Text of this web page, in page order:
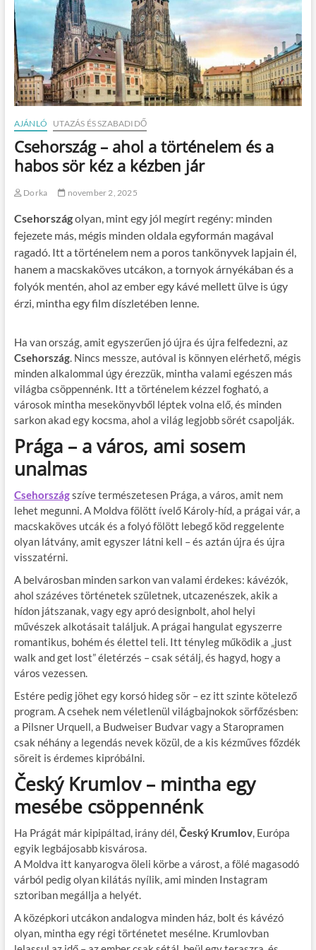
AJÁNLÓ UTAZÁS ÉS SZABADIDŐ
Csehország – ahol a történelem és a
habos sör kéz a kézben jár
Dorka november 2, 2025
Csehországolyan, mint egy jól megírt regény: minden
fejezete más, mégis minden oldala egyformán magával
ragadó. Itt a történelem nem a poros tankönyvek lapjain él,
hanem a macskaköves utcákon, a tornyok árnyékában és a
folyók mentén, ahol az ember egy kávé mellett ülve is úgy
érzi, mintha egy film díszletében lenne.
Ha van ország, amit egyszerűen jó újra és újra felfedezni, az
Csehország. Nincs messze, autóval is könnyen elérhető, mégis
minden alkalommal úgy érezzük, mintha valami egészen más
világba csöppennénk. Itt a történelem kézzel fogható, a
városok mintha mesekönyvből léptek volna elő, és minden
sarkon akad egy kocsma, ahol a világ legjobb sörét csapolják.
Prága – a város, ami sosem
unalmas
Csehországszíve természetesen Prága, a város, amit nem
lehet megunni. A Moldva fölött ívelő Károly-híd, a prágai vár, a
macskaköves utcák és a folyó fölött lebegő köd reggelente
olyan látvány, amit egyszer látni kell – és aztán újra és újra
visszatérni.
A belvárosban minden sarkon van valami érdekes: kávézók,
ahol százéves történetek születnek, utcazenészek, akik a
hídon játszanak, vagy egy apró designbolt, ahol helyi
művészek alkotásait találjuk. A prágai hangulat egyszerre
romantikus, bohém és élettel teli. Itt tényleg működik a „just
walk and get lost” életérzés – csak sétálj, és hagyd, hogy a
város vezessen.
Estére pedig jöhet egy korsó hideg sör – ez itt szinte kötelező
program. A csehek nem véletlenül világbajnokok sörfőzésben:
a Pilsner Urquell, a Budweiser Budvar vagy a Staropramen
csak néhány a legendás nevek közül, de a kis kézműves főzdék
söreit is érdemes kipróbálni.
Český Krumlov – mintha egy
mesébe csöppennénk
Ha Prágát már kipipáltad, irány dél, Český Krumlov, Európa
egyik legbájosabb kisvárosa.
A Moldva itt kanyarogva öleli körbe a várost, a fölé magasodó
várból pedig olyan kilátás nyílik, ami minden Instagram
sztoriban megállja a helyét.
A középkori utcákon andalogva minden ház, bolt és kávézó
olyan, mintha egy régi történetet mesélne. Krumlovban